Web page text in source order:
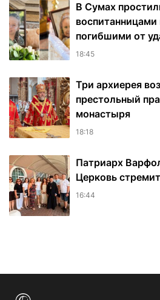
В Сумах
погибшими от
18:45
Три архиерея
престольный
монастыря
18:18
Патриарх
Церковь
16:44